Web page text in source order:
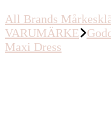
All Brands
VARUMÄRKE
Maxi Dress